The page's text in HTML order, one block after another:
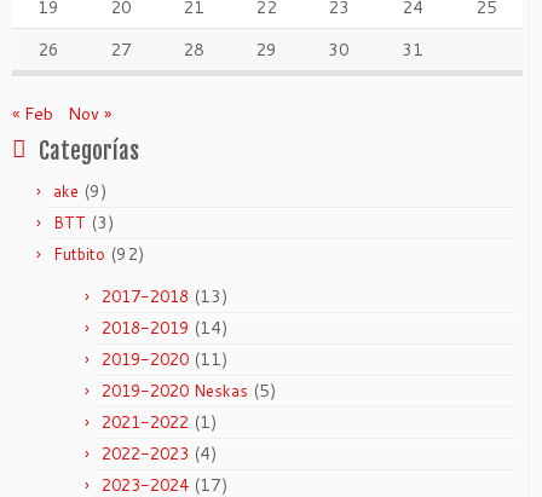
19
20 21 22 23 24
25
26
27 28 29 30 31
« Feb Nov »
Categorías
ake (9)
BTT (3)
Futbito (92)
2017-2018 (13)
2018-2019 (14)
2019-2020 (11)
2019-2020 Neskas (5)
2021-2022 (1)
2022-2023 (4)
2023-2024 (17)